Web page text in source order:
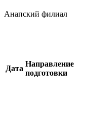
Анапский филиал
Дата
Направление
подготовки